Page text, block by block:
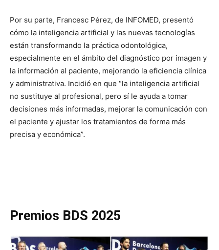
Por su parte, Francesc Pérez, de INFOMED, presentó
cómo la inteligencia artificial y las nuevas tecnologías
están transformando la práctica odontológica,
especialmente en el ámbito del diagnóstico por imagen y
la información al paciente, mejorando la eficiencia clínica
y administrativa. Incidió en que “la inteligencia artificial
no sustituye al profesional, pero sí le ayuda a tomar
decisiones más informadas, mejorar la comunicación con
el paciente y ajustar los tratamientos de forma más
precisa y económica”.
Premios BDS 2025